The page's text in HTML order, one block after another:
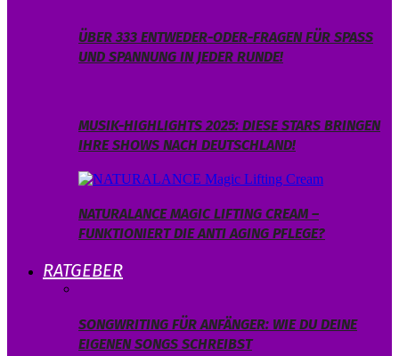
ÜBER 333 ENTWEDER-ODER-FRAGEN FÜR SPASS U
ND SPANNUNG IN JEDER RUNDE!
MUSIK-HIGHLIGHTS 2025: DIESE STARS BRINGEN
IHRE SHOWS NACH DEUTSCHLAND!
NATURALANCE MAGIC LIFTING CREAM –
FUNKTIONIERT DIE ANTI AGING PFLEGE?
RATGEBER
SONGWRITING FÜR ANFÄNGER: WIE DU DEINE
EIGENEN SONGS SCHREIBST